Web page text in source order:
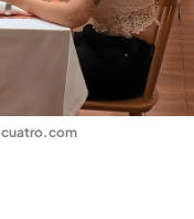
cuatro.com